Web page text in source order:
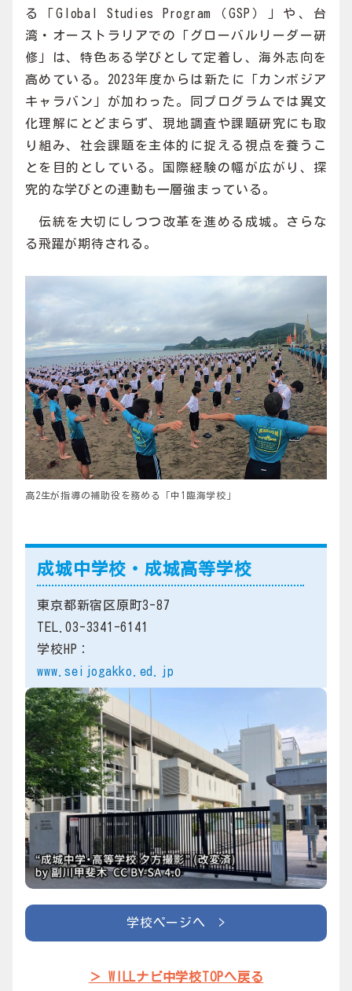
る「Global Studies Program（GSP）」や、台
湾・オーストラリアでの「グローバルリーダー研
修」は、特色ある学びとして定着し、海外志向を
高めている。2023年度からは新たに「カンボジア
キャラバン」が加わった。同プログラムでは異文
化理解にとどまらず、現地調査や課題研究にも取
り組み、社会課題を主体的に捉える視点を養うこ
とを目的としている。国際経験の幅が広がり、探
究的な学びとの連動も一層強まっている。
伝統を大切にしつつ改革を進める成城。さらな
る飛躍が期待される。
高2生が指導の補助役を務める「中1臨海学校」
成城中学校・成城高等学校
東京都新宿区原町3-87
TEL.03-3341-6141
学校HP：
www.seijogakko.ed.jp
学校ページへ >
＞ WILLナビ中学校TOPへ戻る